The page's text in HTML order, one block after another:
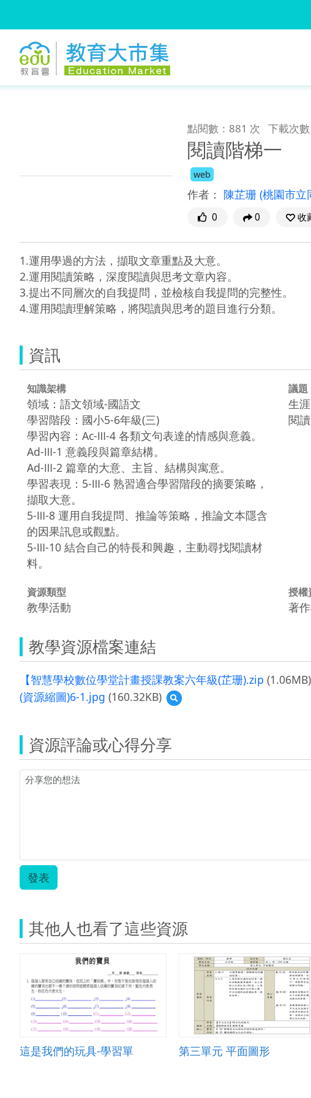
點閱數：881 次 下載次
閱讀階梯一
web
作者： 陳芷珊 (桃園市立
0 0 收
1.運用學過的方法，擷取文章重點及大意。
2.運用閱讀策略，深度閱讀與思考文章內容。
3.提出不同層次的自我提問，並檢核自我提問的完整性。
資訊
知識架構
領域：語文領域-國語文
學習階段：國小5-6年級(三)
學習內容：Ac-Ⅲ-4 各類文句表達的情感與意義。
Ad-Ⅲ-1 意義段與篇章結構。
Ad-Ⅲ-2 篇章的大意、主旨、結構與寓意。
學習表現：5-Ⅲ-6 熟習適合學習階段的摘要策略，
擷取大意。
5-Ⅲ-8 運用自我提問、推論等策略，推論文本隱含
的因果訊息或觀點。
5-Ⅲ-10 結合自己的特長和興趣，主動尋找閱讀材
料。
議題
生
閱
資源類型
教學活動
授權
著
教學資源檔案連結
【智慧學校數位學堂計畫授課教案六年級(芷珊).zip (1.06MB)
(資源縮圖)6-1.jpg (160.32KB)
預
覽
1.jpg
資源評論或心得分享
發表
其他人也看了這些資源
這是我們的玩具-學習單 第三單元 平面圖形